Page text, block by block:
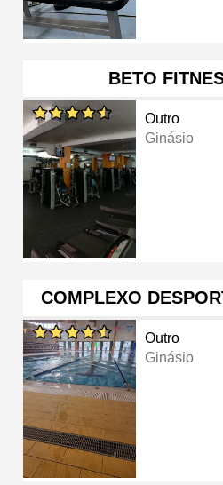
BETO
Outro
Ginásio
COMPLEXO
Outro
Ginásio